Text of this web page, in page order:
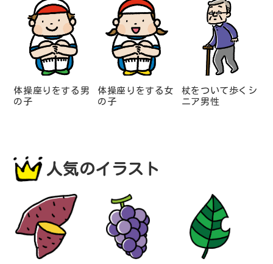
体操座りをする男
の子
体操座りをする女
の子
杖をついて歩くシ
ニア男性
人気のイラスト